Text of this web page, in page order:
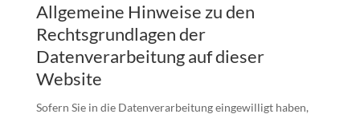
Allgemeine Hinweise zu den
Rechtsgrundlagen der
Datenverarbeitung auf dieser
Website
Sofern Sie in die Datenverarbeitung eingewilligt haben,